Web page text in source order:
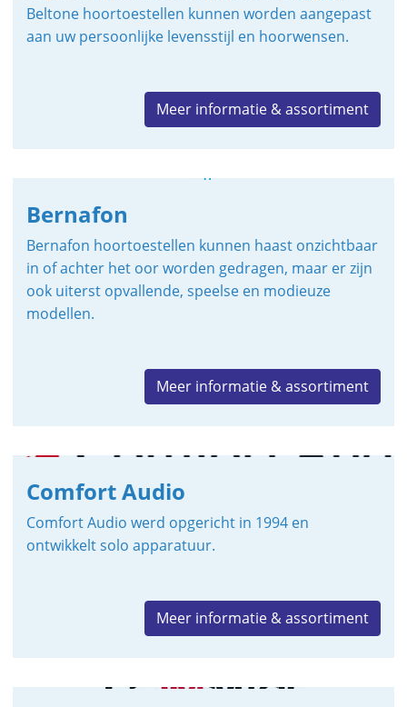
Beltone hoortoestellen kunnen worden aangepast
aan uw persoonlijke levensstijl en hoorwensen.
Meer informatie & assortiment
Bernafon
Bernafon hoortoestellen kunnen haast onzichtbaar
in of achter het oor worden gedragen, maar er zijn
ook uiterst opvallende, speelse en modieuze
modellen.
Meer informatie & assortiment
Comfort Audio
Comfort Audio werd opgericht in 1994 en
ontwikkelt solo apparatuur.
Meer informatie & assortiment